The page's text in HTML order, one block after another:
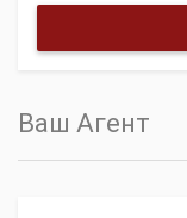
Ваш Агент